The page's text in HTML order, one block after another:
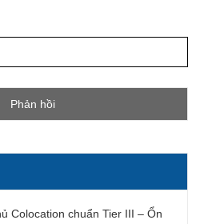
Colocation chuẩn Tier III – Ổn